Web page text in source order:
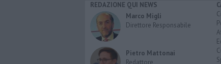
REDAZIONE QUI NEWS
Marco Migli
Direttore Responsabile
Pietro Mattonai